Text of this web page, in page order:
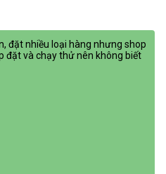
đặt nhiều loại hàng nhưng shop
đặt và chạy thử nên không biết